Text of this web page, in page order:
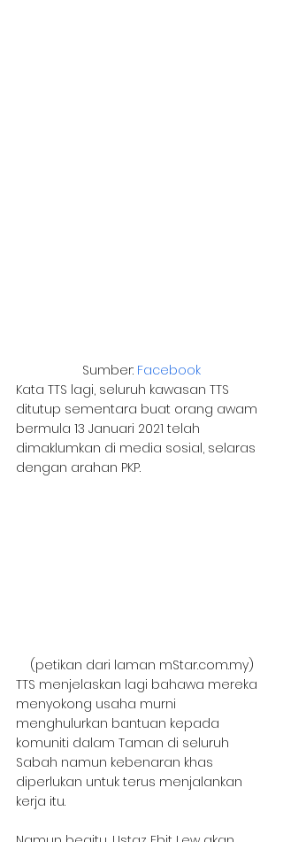
Sumber: Facebook
Kata TTS lagi, seluruh kawasan TTS
ditutup sementara buat orang awam
bermula 13 Januari 2021 telah
dimaklumkan di media sosial, selaras
dengan arahan PKP.
(petikan dari laman mStar.com.my)
TTS menjelaskan lagi bahawa mereka
menyokong usaha murni
menghulurkan bantuan kepada
komuniti dalam Taman di seluruh
Sabah namun kebenaran khas
diperlukan untuk terus menjalankan
kerja itu.